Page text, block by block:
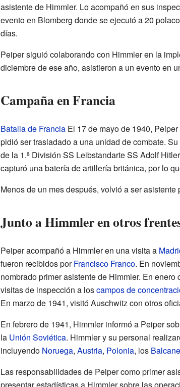
asistente de Himmler. Lo acompañó en sus
evento en Blomberg donde se ejecutó a 20
días.
Peiper siguió colaborando con Himmler en la
diciembre de ese año, asistieron a un evento en
Campaña en Francia
Batalla de FranciaEl 17 de mayo de 1940,
pidió ser trasladado a una unidad de combate.
de la 1.ª División SS Leibstandarte SS Adolf
capturó una batería de artillería británica, por lo
Menos de un mes después, volvió a ser
Junto a Himmler en otros
Peiper acompañó a Himmler en una visita a
fueron recibidos porFrancisco Franco. En
nombrado primer asistente de Himmler. En enero
visitas de inspección a loscampos de
En marzo de 1941, visitó Auschwitz con otros
En febrero de 1941, Himmler informó a Peiper
la Unión Soviética. Himmler y su personal
incluyendo Noruega, Austria, Polonia, los
Las responsabilidades de Peiper como primer